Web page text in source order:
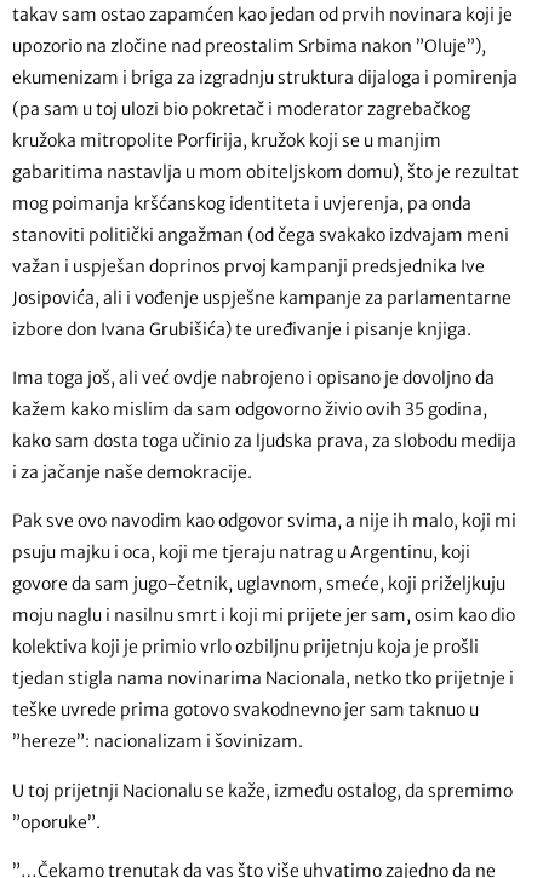
takav sam ostao zapamćen kao jedan od prvih novinara koji je
upozorio na zločine nad preostalim Srbima nakon ”Oluje”),
ekumenizam i briga za izgradnju struktura dijaloga i pomirenja
(pa sam u toj ulozi bio pokretač i moderator zagrebačkog
kružoka mitropolite Porfirija, kružok koji se u manjim
gabaritima nastavlja u mom obiteljskom domu), što je rezultat
mog poimanja kršćanskog identiteta i uvjerenja, pa onda
stanoviti politički angažman (od čega svakako izdvajam meni
važan i uspješan doprinos prvoj kampanji predsjednika Ive
Josipovića, ali i vođenje uspješne kampanje za parlamentarne
izbore don Ivana Grubišića) te uređivanje i pisanje knjiga.
Ima toga još, ali već ovdje nabrojeno i opisano je dovoljno da
kažem kako mislim da sam odgovorno živio ovih 35 godina,
kako sam dosta toga učinio za ljudska prava, za slobodu medija
i za jačanje naše demokracije.
Pak sve ovo navodim kao odgovor svima, a nije ih malo, koji mi
psuju majku i oca, koji me tjeraju natrag u Argentinu, koji
govore da sam jugo-četnik, uglavnom, smeće, koji priželjkuju
moju naglu i nasilnu smrt i koji mi prijete jer sam, osim kao dio
kolektiva koji je primio vrlo ozbiljnu prijetnju koja je prošli
tjedan stigla nama novinarima Nacionala, netko tko prijetnje i
teške uvrede prima gotovo svakodnevno jer sam taknuo u
”hereze”: nacionalizam i šovinizam.
U toj prijetnji Nacionalu se kaže, između ostalog, da spremimo
”oporuke”.
”…Čekamo trenutak da vas što više uhvatimo zajedno da ne